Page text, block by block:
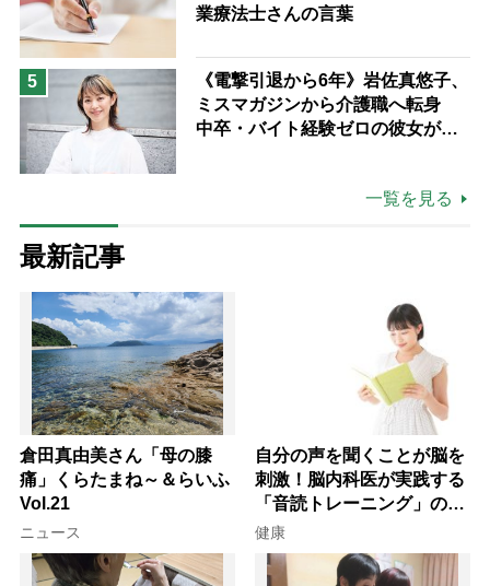
業療法士さんの言葉
5
《電撃引退から6年》岩佐真悠子、
ミスマガジンから介護職へ転身
中卒・バイト経験ゼロの彼女が見
一覧を見る
最新記事
倉田真由美さん「母の膝
痛」くらたまね～＆らいふ
Vol.21
ニュース
自分の声を聞くことが脳を
刺激！脳内科医が実践する
「音読トレーニング」の極
意
健康